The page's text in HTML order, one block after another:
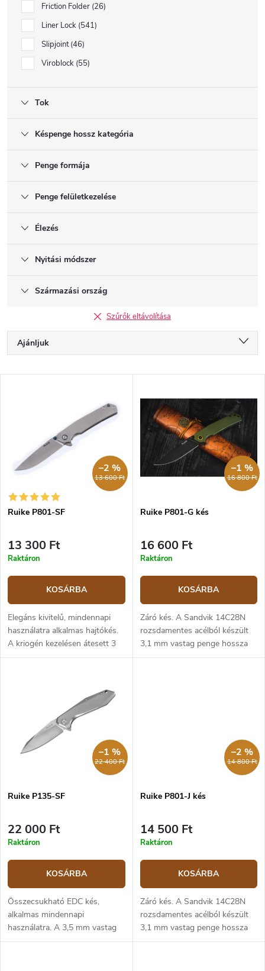
Friction Folder 26
Liner Lock 541
Slipjoint 46
Viroblock 55
Tok
Késpenge hossz kategória
Penge formája
Penge felületkezelése
Élezés
Nyitási módszer
Származási ország
Szűrők eltávolítása
m
e
z
s
e
Ajánljuk
Legnépszerűbb termékek
ABC szerint
s
á
j
13 600 Ft
–2 %
Ruike P801-SF
13 300 Ft
Raktáron
KOSÁRBA
Elegáns kivitelű, mindennapi
használatra alkalmas hajtókés.
A kriogén kezelésen átesett 3
mm vastag Sandvik 14C28N
16 800 Ft
–1 %
Ruike P801-G kés
16 600 Ft
Raktáron
KOSÁRBA
Záró kés. A Sandvik 14C28N
rozsdamentes acélból készült
3,1 mm vastag penge hossza
8,6 cm. A markolat zöld G10-
22 400 Ft
–1 %
Ruike P135-SF
22 000 Ft
Raktáron
KOSÁRBA
Összecsukható EDC kés,
alkalmas mindennapi
használatra. A 3,5 mm vastag
Sandvik 14C28N rozsdamentes
14 800 Ft
–2 %
Ruike P801-J kés
14 500 Ft
Raktáron
KOSÁRBA
Záró kés. A Sandvik 14C28N
rozsdamentes acélból készült
3,1 mm vastag penge hossza
8,6 cm. Narancssárga G10-ből